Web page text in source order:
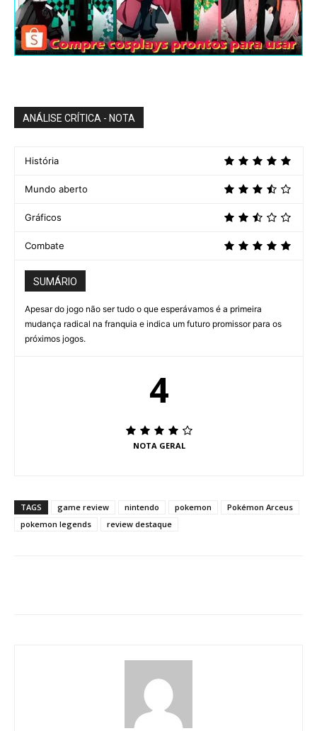
ANÁLISE CRÍTICA - NOTA
História
Mundo aberto
Gráficos
Combate
SUMÁRIO
Apesar do jogo não ser tudo o que esperávamos é a primeira
mudança radical na franquia e indica um futuro promissor para os
próximos jogos.
4
NOTA GERAL
TAGS game review nintendo pokemon
Pokémon Arceus
pokemon legends
review destaque